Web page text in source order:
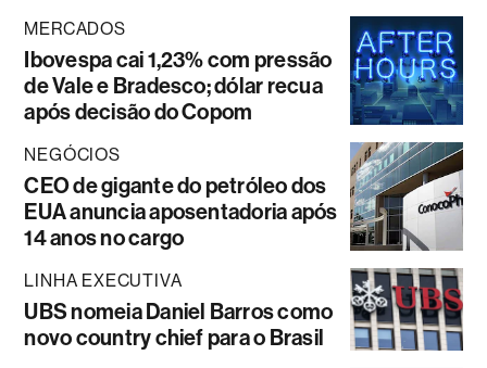
MERCADOS
Ibovespa cai 1,23% com pressão
de Vale e Bradesco; dólar recua
após decisão do Copom
NEGÓCIOS
CEO de gigante do petróleo dos
EUA anuncia aposentadoria após
14 anos no cargo
LINHA EXECUTIVA
UBS nomeia Daniel Barros como
novo country chief para o Brasil